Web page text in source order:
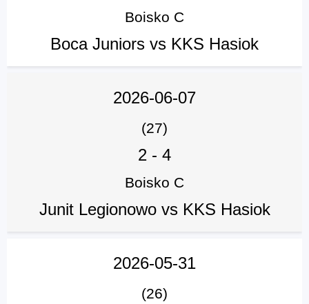
Boisko C
Boca Juniors vs KKS Hasiok
2026-06-07
(27)
2 - 4
Boisko C
Junit Legionowo vs KKS Hasiok
2026-05-31
(26)